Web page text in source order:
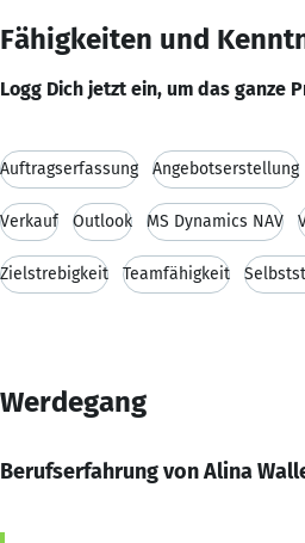
Fähigkeiten und
Logg Dich jetzt ein, um das ganze
Auftragserfassung Angebotserstellung
Verkauf Outlook MS Dynamics NAV
Zielstrebigkeit Teamfähigkeit
Werdegang
Berufserfahrung von Alina